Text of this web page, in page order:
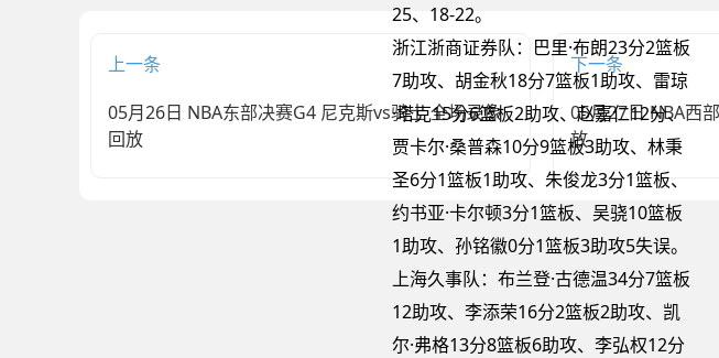
25、18-22。
浙江浙商证券队：巴里·布朗23分2篮板
7助攻、胡金秋18分7篮板1助攻、雷琼
·塔克15分6篮板2助攻、赵嘉仁12分、
贾卡尔·桑普森10分9篮板3助攻、林秉
圣6分1篮板1助攻、朱俊龙3分1篮板、
约书亚·卡尔顿3分1篮板、吴骁10篮板
1助攻、孙铭徽0分1篮板3助攻5失误。
上海久事队：布兰登·古德温34分7篮板
12助攻、李添荣16分2篮板2助攻、凯
尔·弗格13分8篮板6助攻、李弘权12分
上一条
05月26日 NBA东部决赛G4 尼克斯vs骑士 全场录像
回放
下一条
05月27日 NBA西
放